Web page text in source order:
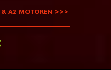
& A2 MOTOREN >>>